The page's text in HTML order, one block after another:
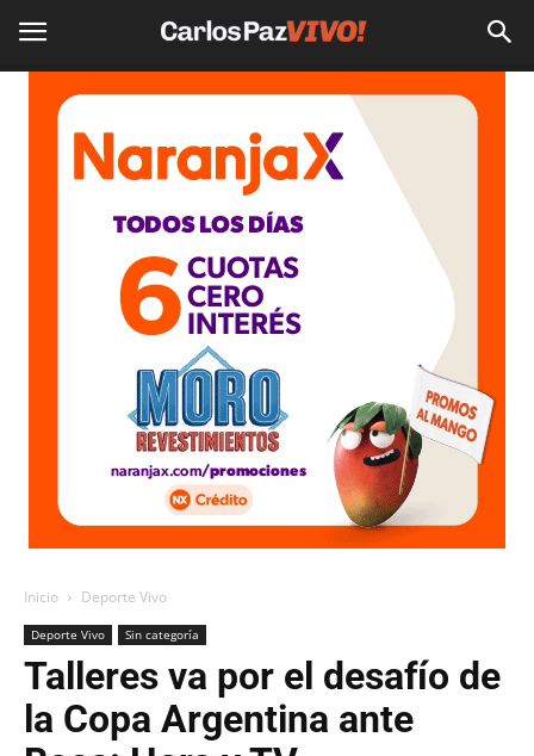
Inicio Deporte Vivo
Deporte Vivo Sin categoría
Talleres va por el desafío de
la Copa Argentina ante